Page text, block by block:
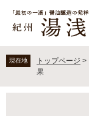
の
先
ー
を現在地 トップページ >
果